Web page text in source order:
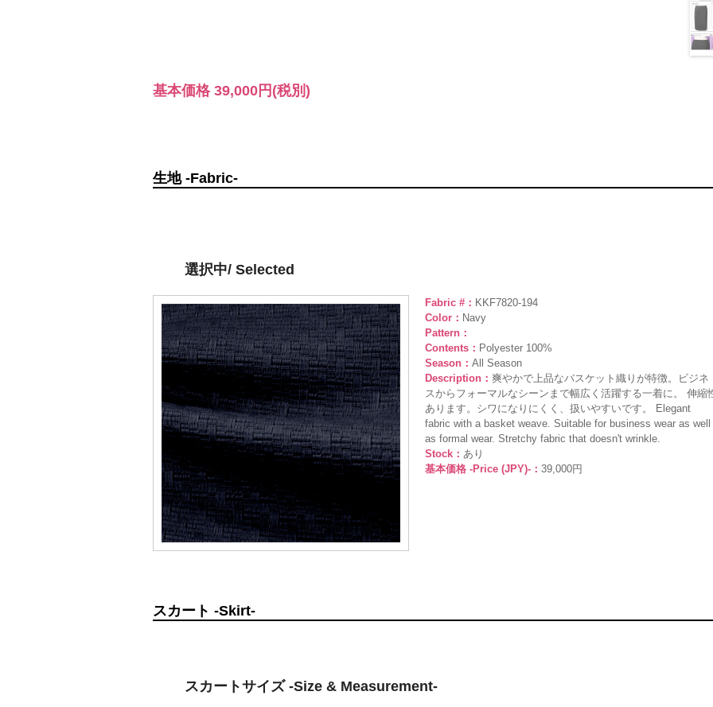
基本価格 39,000円 (税別)
生地 -Fabric-
選択中/ Selected
Fabric #： KKF7820-194
Color： Navy
Pattern：
Contents： Polyester 100%
Season： All Season
Description： 爽やかで上品なバスケット織りが特徴。ビジネ
スからフォーマルなシーンまで幅広く活躍する一着に。 伸縮
あります。シワになりにくく、扱いやすいです。 Elegant
fabric with a basket weave. Suitable for business wear as well
as formal wear. Stretchy fabric that doesn't wrinkle.
Stock： あり
基本価格 -Price (JPY)-： 39,000円
スカート -Skirt-
スカートサイズ -Size & Measurement-